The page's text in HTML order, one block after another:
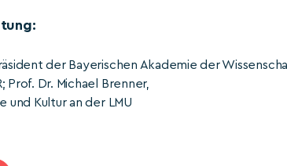
der Bayerischen Akademie der
Prof. Dr. Michael Brenner,
und Kultur an der LMU